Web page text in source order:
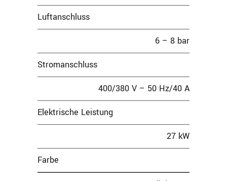
Luftanschluss
6 – 8 bar
Stromanschluss
400/380 V – 50 Hz/40 A
Elektrische Leistung
27 kW
Farbe